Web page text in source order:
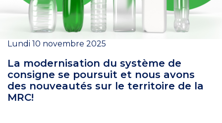
Lundi 10 novembre 2025
La modernisation du système de
consigne se poursuit et nous avons
des nouveautés sur le territoire de la
MRC!